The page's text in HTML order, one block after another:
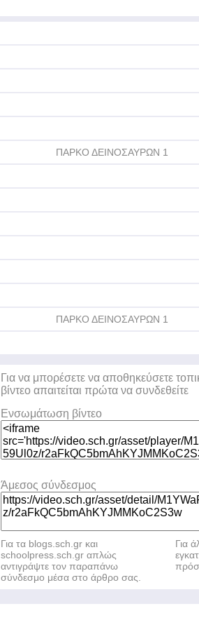
ΠΑΡΚΟ ΔΕΙΝΟΣΑΥΡΩΝ 1
ΠΑΡΚΟ ΔΕΙΝΟΣΑΥΡΩΝ 1
Για να μπορέσετε να αποθηκεύσετε
βίντεο απαιτείται πρώτα να συνδεθείτε
Ενσωμάτωση βίντεο
Άμεσος σύνδεσμος
Για τα blogs.sch.gr και
schoolpress.sch.gr απλώς
αντιγράψτε τον παραπάνω
σύνδεσμο μέσα στο άρθρο σας.
Για